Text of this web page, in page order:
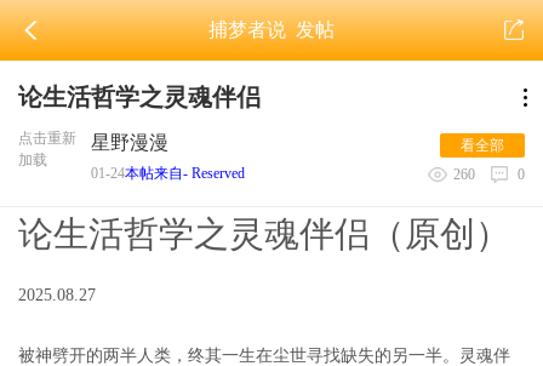
捕梦者说发帖
论生活哲学之灵魂伴侣
点击重新
加载
星野漫漫
01-24本帖来自- Reserved
看全部
260
0
论生活哲学之灵魂伴侣（原创）
2025.08.27
被神劈开的两半人类，终其一生在尘世寻找缺失的另一半。灵魂伴